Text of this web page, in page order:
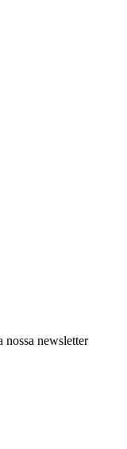
nossa newsletter